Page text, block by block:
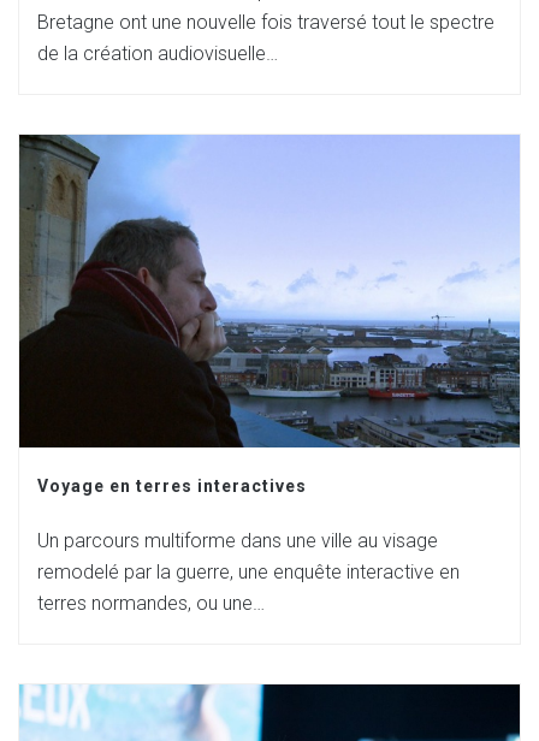
Bretagne ont une nouvelle fois traversé tout le spectre
de la création audiovisuelle…
Voyage en terres interactives
Un parcours multiforme dans une ville au visage
remodelé par la guerre, une enquête interactive en
terres normandes, ou une…